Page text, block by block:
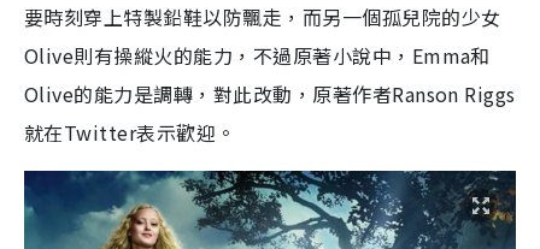
要時刻穿上特製鉛鞋以防飄走，而另一個孤兒院的少女
Olive則有操縱火的能力，不過原著小說中，Emma和
Olive的能力是調轉，對此改動，原著作者Ranson Riggs
就在Twitter表示歡迎。